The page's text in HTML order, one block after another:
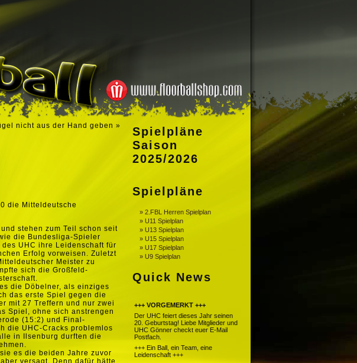
nicht aus der Hand geben »
die Mitteldeutsche
stehen zum Teil schon seit
die Bundesliga-Spieler
UHC ihre Leidenschaft für
Erfolg vorweisen. Zuletzt
Meister zu
sich die Großfeld-
die Döbelner, als einziges
das erste Spiel gegen die
mit 27 Treffern und nur zwei
Spiel, ohne sich anstrengen
(15:2) und Final-
die UHC-Cracks problemlos
in Ilsenburg durften die
es die beiden Jahre zuvor
versagt. Denn dafür hätte
Spielpläne
Saison
2025/2026
Spielpläne
» 2.FBL Herren Spielplan
» U11 Spielplan
» U13 Spielplan
» U15 Spielplan
» U17 Spielplan
» U9 Spielplan
Quick News
+++ VORGEMERKT +++
Der UHC feiert dieses Jahr seinen
20. Geburtstag! Liebe Mitglieder und
UHC Gönner checkt euer E-Mail
Postfach.
+++ Ein Ball, ein Team, eine
Leidenschaft +++